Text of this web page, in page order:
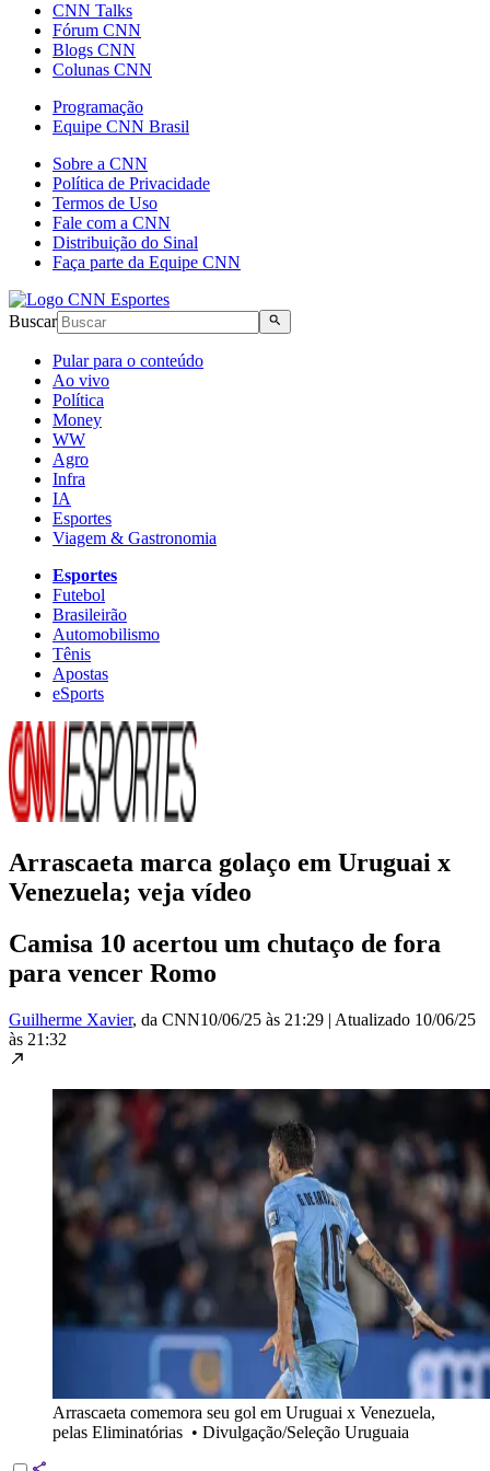
CNN Talks
Fórum CNN
Blogs CNN
Colunas CNN
Programação
Equipe CNN Brasil
Sobre a CNN
Política de Privacidade
Termos de Uso
Fale com a CNN
Distribuição do Sinal
Faça parte da Equipe CNN
Buscar
Pular para o conteúdo
Ao vivo
Política
Money
WW
Agro
Infra
IA
Esportes
Viagem & Gastronomia
Esportes
Futebol
Brasileirão
Automobilismo
Tênis
Apostas
eSports
Arrascaeta marca golaço em Uruguai x
Venezuela; veja vídeo
Camisa 10 acertou um chutaço de fora
para vencer Romo
Guilherme Xavier, da CNN10/06/25 às 21:29 | Atualizado 10/06/25
às 21:32
Arrascaeta comemora seu gol em Uruguai x Venezuela,
pelas Eliminatórias • Divulgação/Seleção Uruguaia